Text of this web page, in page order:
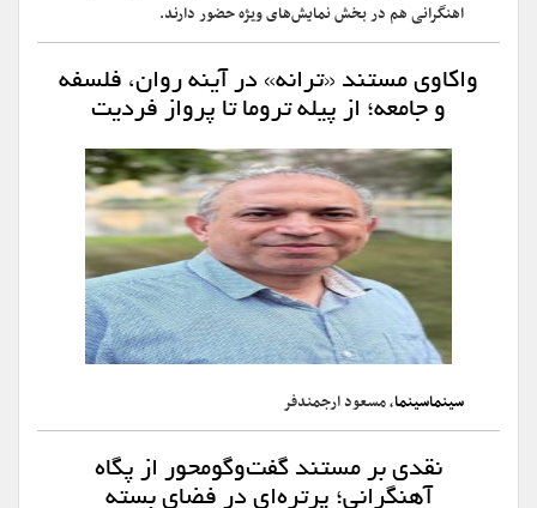
اهنگرانی هم در بخش نمایش‌های ویژه حضور دارند.
واکاوی مستند «ترانه» در آینه روان، فلسفه
و جامعه؛ از پیله تروما تا پرواز فردیت
سینماسینما، مسعود ارجمندفر
نقدی بر مستند گفت‌وگومحور از پگاه
آهنگرانی؛ پرتره‌ای در فضای بسته